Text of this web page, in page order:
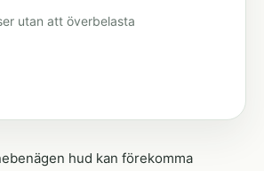
utan att överbelasta
hud kan förekomma